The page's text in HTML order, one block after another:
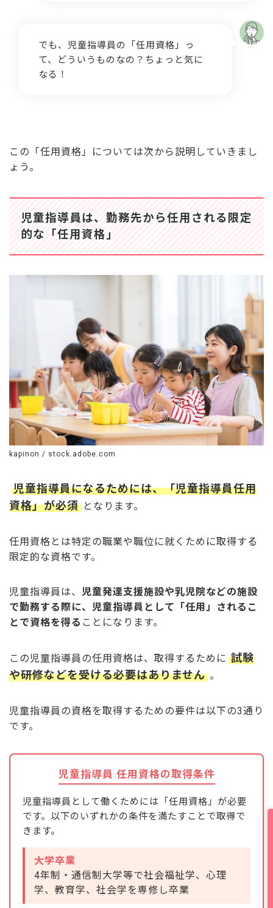
でも、児童指導員の「任用資格」っ
て、どういうものなの？ちょっと気に
なる！
この「任用資格」については次から説明していきまし
ょう。
児童指導員は、勤務先から任用される限定
的な「任用資格」
kapinon / stock.adobe.com
児童指導員になるためには、「児童指導員任用
資格」が必須 となります。
任用資格とは特定の職業や職位に就くために取得する
限定的な資格です。
児童指導員は、 児童発達支援施設や乳児院などの施設
で勤務する際に、児童指導員として「任用」されるこ
とで資格を得る ことになります。
この児童指導員の任用資格は、取得するために 試験
や研修などを受ける必要はありません 。
児童指導員の資格を取得するための要件は以下の3通り
です。
児童指導員 任用資格の取得条件
児童指導員として働くためには「任用資格」が必要
です。以下のいずれかの条件を満たすことで取得で
きます。
大学卒業
4年制・通信制大学等で社会福祉学、心理
学、教育学、社会学を専修し卒業